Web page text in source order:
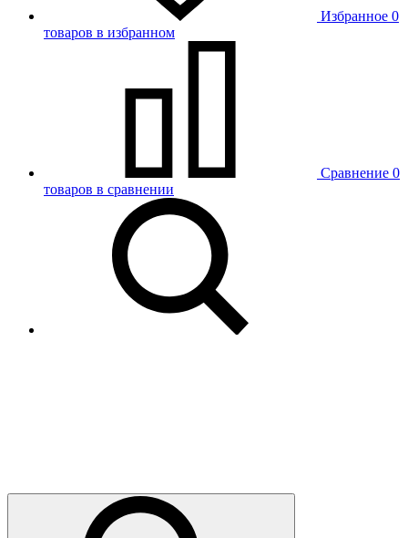
Избранное 0
товаров в избранном
Сравнение 0
товаров в сравнении